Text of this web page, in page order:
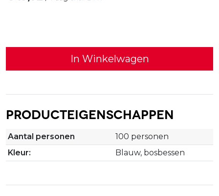
In Winkelwagen
Producteigenschappen
Aantal personen
100 personen
Kleur:
Blauw, bosbessen